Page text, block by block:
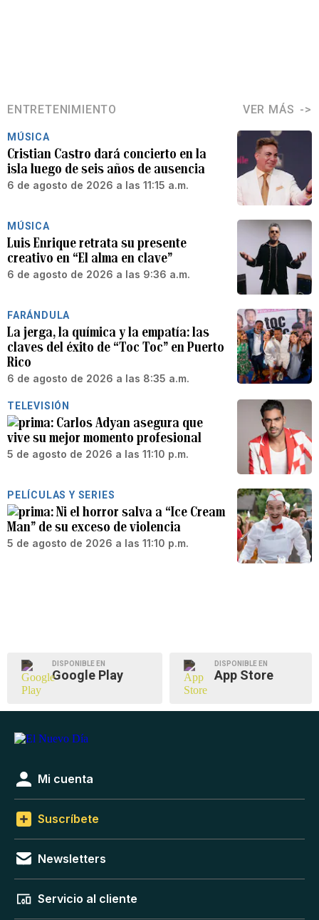
ENTRETENIMIENTO VER MÁS
MÚSICA
Cristian Castro dará concierto en la
isla luego de seis años de ausencia
6 de agosto de 2026 a las 11:15 a.m.
MÚSICA
Luis Enrique retrata su presente
creativo en “El alma en clave”
6 de agosto de 2026 a las 9:36 a.m.
FARÁNDULA
La jerga, la química y la empatía: las
claves del éxito de “Toc Toc” en Puerto
Rico
6 de agosto de 2026 a las 8:35 a.m.
TELEVISIÓN
Carlos Adyan asegura que
vive su mejor momento profesional
5 de agosto de 2026 a las 11:10 p.m.
PELÍCULAS Y SERIES
Ni el horror salva a “Ice Cream
Man” de su exceso de violencia
5 de agosto de 2026 a las 11:10 p.m.
DISPONIBLE EN
Google Play
DISPONIBLE EN
App Store
Mi cuenta
Suscríbete
Newsletters
Servicio al cliente